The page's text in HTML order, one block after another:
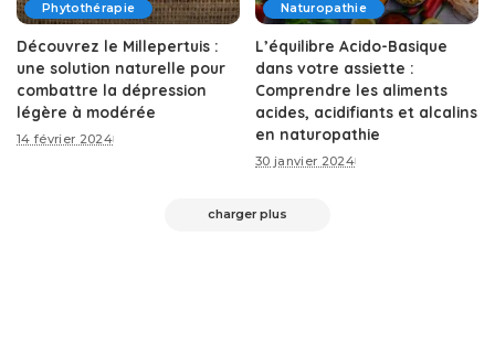
Phytothérapie
Découvrez le Millepertuis :
une solution naturelle pour
combattre la dépression
légère à modérée
14 février 2024
Naturopathie
L’équilibre Acido-Basique
dans votre assiette :
Comprendre les aliments
acides, acidifiants et alcalins
en naturopathie
30 janvier 2024
charger plus